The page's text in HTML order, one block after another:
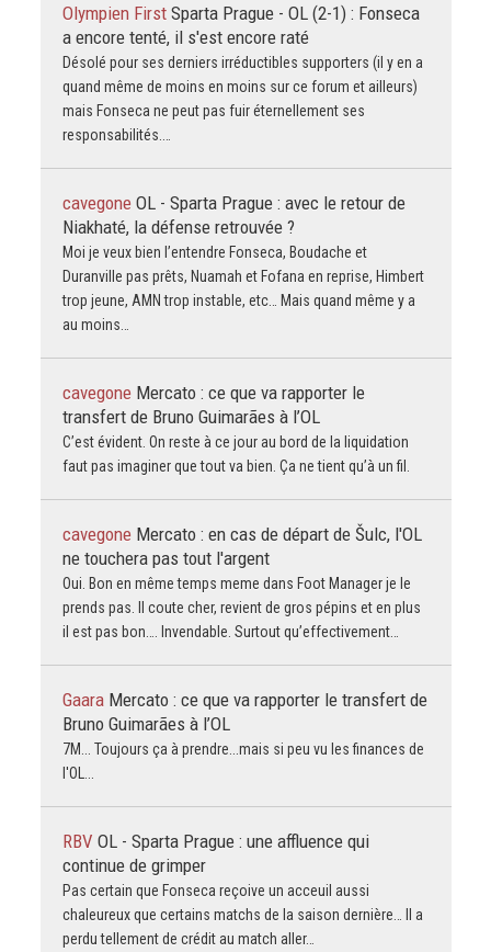
Olympien First Sparta Prague - OL (2-1) : Fonseca
a encore tenté, il s'est encore raté
Désolé pour ses derniers irréductibles supporters (il y en a
quand même de moins en moins sur ce forum et ailleurs)
mais Fonseca ne peut pas fuir éternellement ses
responsabilités.…
cavegone OL - Sparta Prague : avec le retour de
Niakhaté, la défense retrouvée ?
Moi je veux bien l’entendre Fonseca, Boudache et
Duranville pas prêts, Nuamah et Fofana en reprise, Himbert
trop jeune, AMN trop instable, etc… Mais quand même y a
au moins…
cavegone Mercato : ce que va rapporter le
transfert de Bruno Guimarães à l’OL
C’est évident. On reste à ce jour au bord de la liquidation
faut pas imaginer que tout va bien. Ça ne tient qu’à un fil.
cavegone Mercato : en cas de départ de Šulc, l'OL
ne touchera pas tout l'argent
Oui. Bon en même temps meme dans Foot Manager je le
prends pas. Il coute cher, revient de gros pépins et en plus
il est pas bon…. Invendable. Surtout qu’effectivement…
Gaara Mercato : ce que va rapporter le transfert de
Bruno Guimarães à l’OL
7M... Toujours ça à prendre...mais si peu vu les finances de
l'OL...
RBV OL - Sparta Prague : une affluence qui
continue de grimper
Pas certain que Fonseca reçoive un acceuil aussi
chaleureux que certains matchs de la saison dernière… Il a
perdu tellement de crédit au match aller…